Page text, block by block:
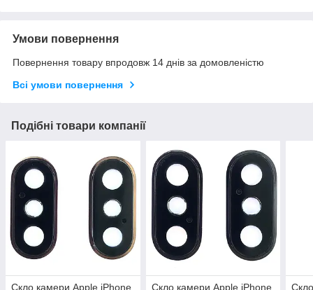
Умови повернення
Повернення товару впродовж 14 днів за домовленістю
Всі умови повернення
Подібні товари компанії
Скло камери Apple iPhone
Скло камери Apple iPhone